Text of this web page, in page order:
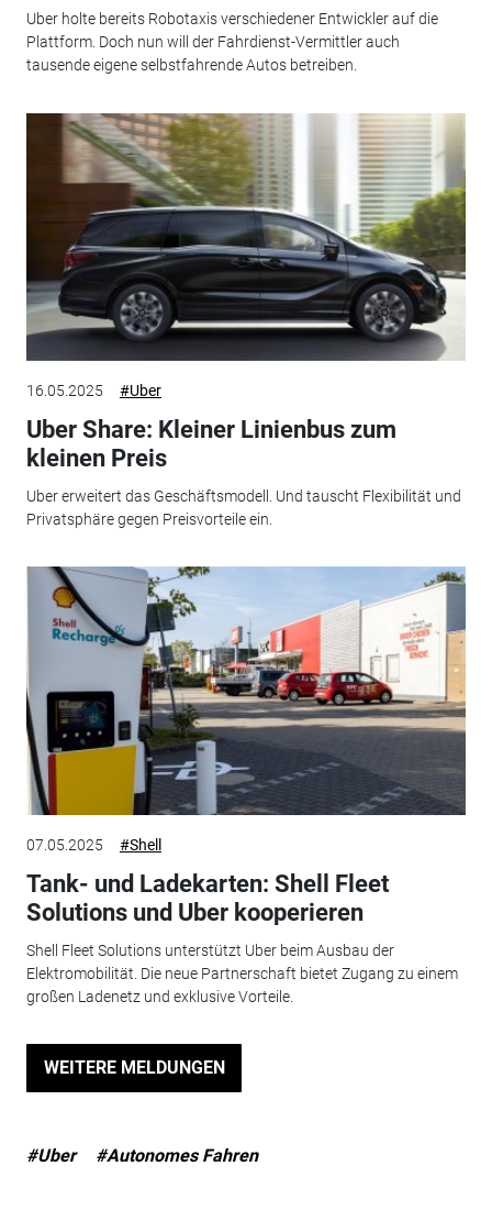
Uber holte bereits Robotaxis verschiedener Entwickler auf die
Plattform. Doch nun will der Fahrdienst-Vermittler auch
tausende eigene selbstfahrende Autos betreiben.
16.05.2025 #Uber
Uber Share: Kleiner Linienbus zum
kleinen Preis
Uber erweitert das Geschäftsmodell. Und tauscht Flexibilität und
Privatsphäre gegen Preisvorteile ein.
07.05.2025 #Shell
Tank- und Ladekarten: Shell Fleet
Solutions und Uber kooperieren
Shell Fleet Solutions unterstützt Uber beim Ausbau der
Elektromobilität. Die neue Partnerschaft bietet Zugang zu einem
großen Ladenetz und exklusive Vorteile.
WEITERE MELDUNGEN
#Uber #Autonomes Fahren